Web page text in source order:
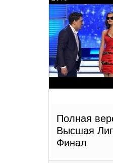
Полная
Высшая
Финал